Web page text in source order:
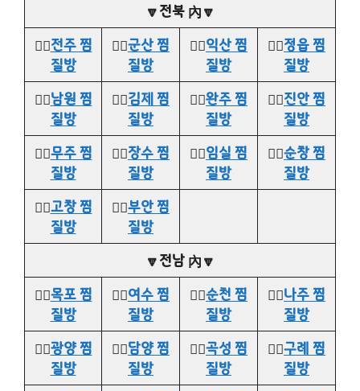
🔽전북 內🔽
👉🏻전주 찜
질방
👉🏻군산 찜
질방
👉🏻익산 찜
질방
👉🏻정읍 찜
질방
👉🏻남원 찜
질방
👉🏻김제 찜
질방
👉🏻완주 찜
질방
👉🏻진안 찜
질방
👉🏻무주 찜
질방
👉🏻장수 찜
질방
👉🏻임실 찜
질방
👉🏻순창 찜
질방
👉🏻고창 찜
질방
👉🏻부안 찜
질방
🔽전남 內🔽
👉🏻목포 찜
질방
👉🏻여수 찜
질방
👉🏻순천 찜
질방
👉🏻나주 찜
질방
👉🏻광양 찜
질방
👉🏻담양 찜
질방
👉🏻곡성 찜
질방
👉🏻구례 찜
질방